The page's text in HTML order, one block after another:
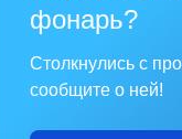
фонарь?
Столкнулись с
сообщите о ней!